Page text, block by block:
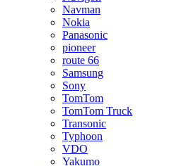
Navman
Nokia
Panasonic
pioneer
route 66
Samsung
Sony
TomTom
TomTom Truck
Transonic
Typhoon
VDO
Yakumo